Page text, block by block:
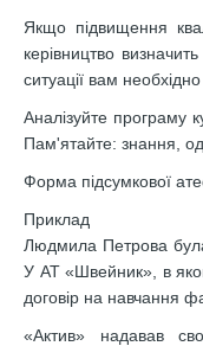
Якщо підвищення
керівництво
ситуації вам
Аналізуйте програму
Пам'ятайте: знання,
Форма підсумкової
Приклад
Людмила Петрова була
У АТ «Швейник», в
договір на навчання
«Актив» надавав